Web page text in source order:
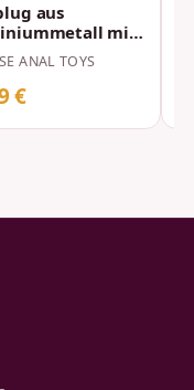
aus
mit
M 3,3 x
ANAL TOYS
€